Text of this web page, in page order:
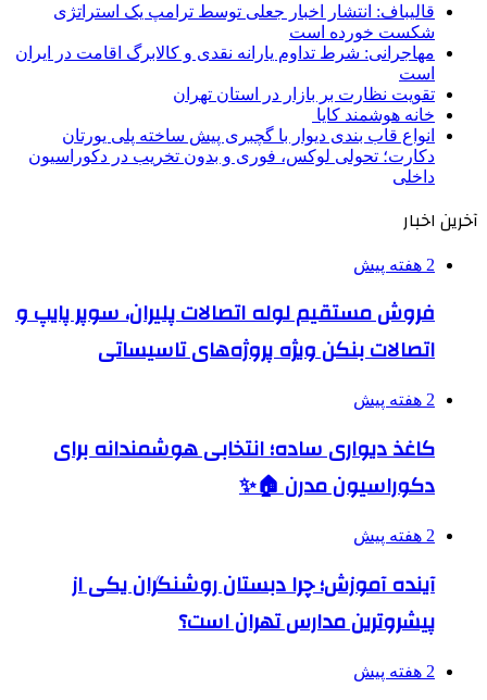
قالیباف: انتشار اخبار جعلی توسط ترامپ یک استراتژی
شکست خورده است
مهاجرانی: شرط تداوم یارانه نقدی و کالابرگ اقامت در ایران
است
تقویت نظارت بر بازار در استان تهران
خانه هوشمند کایا
انواع قاب بندی دیوار با گچبری پیش ساخته پلی یورتان
دکارت؛ تحولی لوکس، فوری و بدون تخریب در دکوراسیون
داخلی
آخرین اخبار
2 هفته پیش
فروش مستقیم لوله اتصالات پلیران، سوپر پایپ و
اتصالات بنکن ویژه پروژه‌های تاسیساتی
2 هفته پیش
کاغذ دیواری ساده؛ انتخابی هوشمندانه برای
دکوراسیون مدرن 🏠✨
2 هفته پیش
آینده آموزش؛ چرا دبستان روشنگران یکی از
پیشروترین مدارس تهران است؟
2 هفته پیش